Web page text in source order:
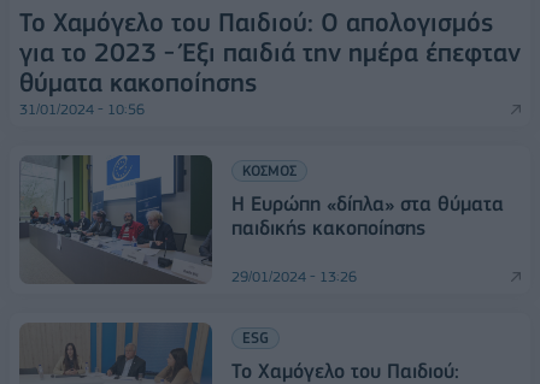
Το Χαμόγελο του Παιδιού: Ο απολογισμός
για το 2023 - Έξι παιδιά την ημέρα έπεφταν
θύματα κακοποίησης
31/01/2024 - 10:56
ΚΟΣΜΟΣ
Η Ευρώπη «δίπλα» στα θύματα
παιδικής κακοποίησης
29/01/2024 - 13:26
ESG
Το Χαμόγελο του Παιδιού: